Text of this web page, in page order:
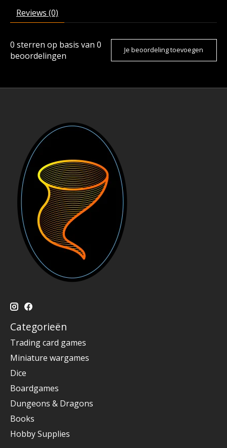
Reviews (0)
0 sterren op basis van 0
beoordelingen
Je beoordeling toevoegen
Categorieën
Trading card games
Miniature wargames
Dice
Boardgames
Dungeons & Dragons
Books
Hobby Supplies